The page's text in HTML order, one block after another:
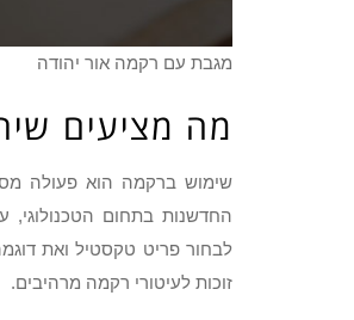
מגבת עם רקמה אור יהודה
מה מציעים
שימוש ברקמה הוא פעולה
החדשנות בתחום
לבחור פריט טקסטיל ואת
זוכות לעיטורי רקמה מרהיבים.